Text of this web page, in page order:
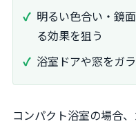
明るい色合い・鏡
る効果を狙う
浴室ドアや窓をガ
コンパクト浴室の場合